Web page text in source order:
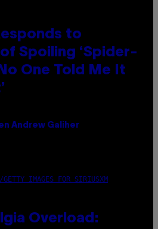
to
Spoiling ‘Spider-
One Told Me It
Andrew Galiher
GETTY IMAGES FOR SIRIUSXM
Overload: